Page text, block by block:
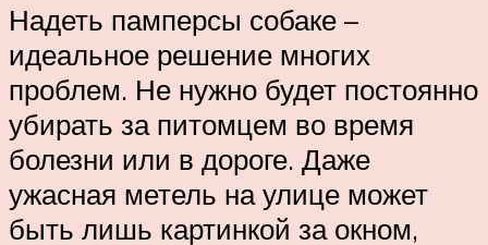
Надеть памперсы собаке –
идеальное решение многих
проблем. Не нужно будет постоянно
убирать за питомцем во время
болезни или в дороге. Даже
ужасная метель на улице может
быть лишь картинкой за окном,